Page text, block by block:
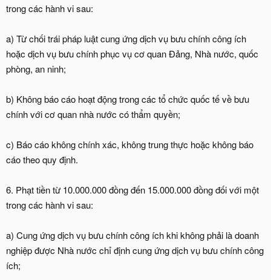
trong các hành vi sau:
a) Từ chối trái pháp luật cung ứng dịch vụ bưu chính công ích
hoặc dịch vụ bưu chính phục vụ cơ quan Đảng, Nhà nước, quốc
phòng, an ninh;
b) Không báo cáo hoạt động trong các tổ chức quốc tế về bưu
chính với cơ quan nhà nước có thẩm quyền;
c) Báo cáo không chính xác, không trung thực hoặc không báo
cáo theo quy định.
6. Phạt tiền từ 10.000.000 đồng đến 15.000.000 đồng đối với một
trong các hành vi sau:
a) Cung ứng dịch vụ bưu chính công ích khi không phải là doanh
nghiệp được Nhà nước chỉ định cung ứng dịch vụ bưu chính công
ích;